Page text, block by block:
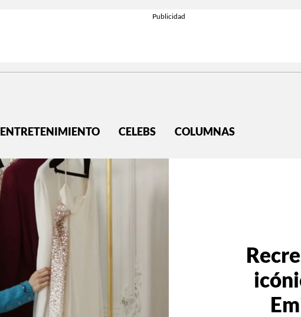
ENTRETENIMIENTO CELEBS COLUMNAS